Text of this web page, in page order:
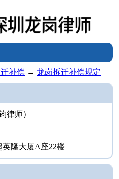
补偿 → 龙岗拆迁补偿规定
律师）
隆大厦A座22楼